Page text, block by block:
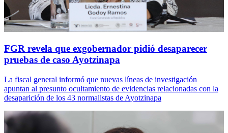
FGR revela que exgobernador pidió desaparecer
pruebas de caso Ayotzinapa
La fiscal general informó que nuevas líneas de investigación
apuntan al presunto ocultamiento de evidencias relacionadas con la
desaparición de los 43 normalistas de Ayotzinapa